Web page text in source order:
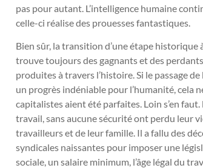
pas pour autant. L’intelligence humaine
celle-ci réalise des prouesses fantastiques.
Bien sûr, la transition d’une étape historique
trouve toujours des gagnants et des
produites à travers l’histoire. Si le passage
un progrès indéniable pour l’humanité, cela
capitalistes aient été parfaites. Loin s’en
travail, sans aucune sécurité ont perdu leur
travailleurs et de leur famille. Il a fallu des
syndicales naissantes pour imposer une
sociale, un salaire minimum, l’âge légal du